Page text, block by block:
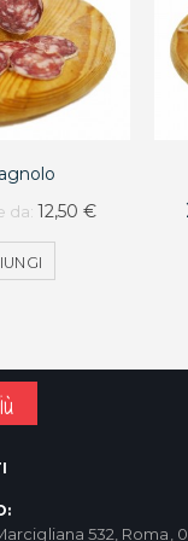
da: 12,50 €
532, Roma,